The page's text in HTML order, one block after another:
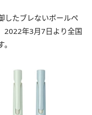
したブレないボールペ
2022年3月7日より全国